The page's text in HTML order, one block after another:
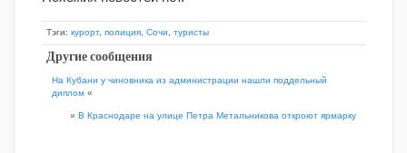
Тэги: курорт, полиция Сочи туристы
Другие сообщения
На Кубани у чиновника из администрации нашли поддельный
диплом «
» В Краснодаре на улице Петра Метальникова откроют ярмарку